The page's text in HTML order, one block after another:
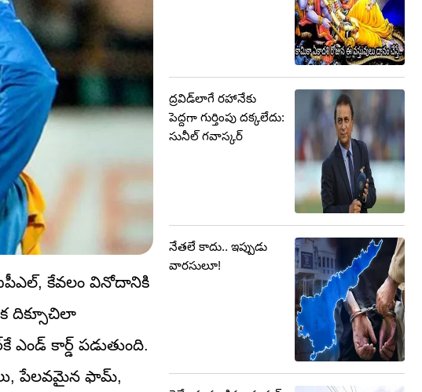
ఐపీఎల్, కేవలం వినోదానికి
దిక్సూచిలా
కార్డ్ పడుతుంది.
పేలవమైన ఫామ్,
ద్రవిడ్‌లాగే రహానేకు
పెద్దగా గుర్తింపు దక్కలేదు:
సునీల్ గవాస్కర్
నేతలే కాదు.. ఇప్పుడు
వారసులూ!